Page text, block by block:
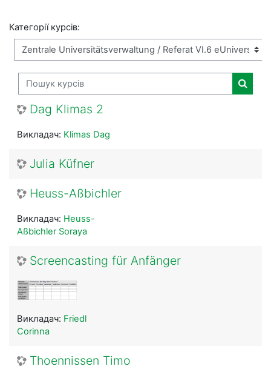
Категорії курсів:
Пошук курсів
Пошук
Dag Klimas 2
Викладач: Klimas Dag
Julia Küfner
Heuss-Aßbichler
Викладач: Heuss-
Aßbichler Soraya
Screencasting für Anfänger
Викладач: Friedl
Corinna
Thoennissen Timo